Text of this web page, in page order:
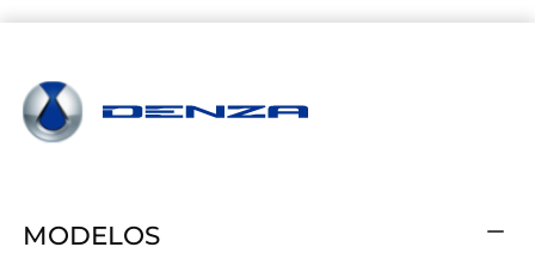
MODELOS